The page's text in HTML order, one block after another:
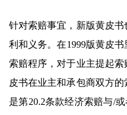
针对索赔事宜，新版黄皮
利和义务。在1999版黄皮
索赔程序，对于业主提起
皮书在业主和承包商双方
是第20.2条款经济索赔与/或